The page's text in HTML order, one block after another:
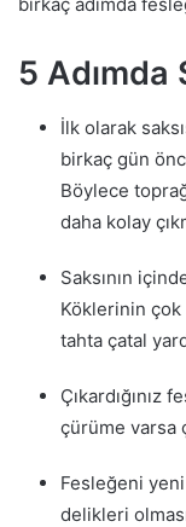
5 Adımda
İlk olarak
birkaç gün
Böylece
daha kolay
Saksının
Köklerinin çok
tahta çatal
çürüme varsa
Fesleğeni yeni
delikleri